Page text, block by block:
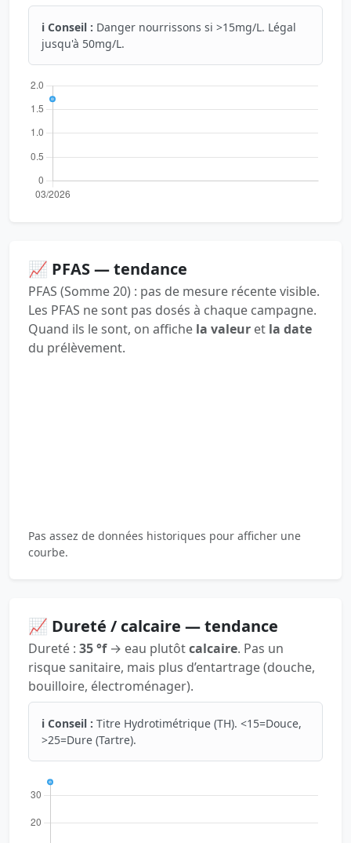
ℹ️ Conseil : Danger nourrissons si >15mg/L. Légal
jusqu'à 50mg/L.
📈 PFAS — tendance
PFAS (Somme 20) : pas de mesure récente visible.
Les PFAS ne sont pas dosés à chaque campagne.
Quand ils le sont, on affiche la valeur et la date
du prélèvement.
Pas assez de données historiques pour afficher une
courbe.
📈 Dureté / calcaire — tendance
Dureté : 35 °f→ eau plutôtcalcaire. Pas un
risque sanitaire, mais plus d’entartrage (douche,
bouilloire, électroménager).
ℹ️ Conseil : Titre Hydrotimétrique (TH). <15=Douce,
>25=Dure (Tartre).